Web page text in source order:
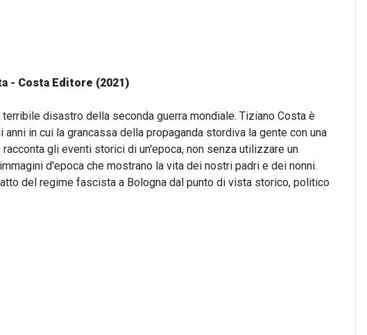
- Costa Editore (2021)
disastro della seconda guerra mondiale. Tiziano Costa è
in cui la grancassa della propaganda stordiva la gente con una
gli eventi storici di un'epoca, non senza utilizzare un
d'epoca che mostrano la vita dei nostri padri e dei nonni.
del regime fascista a Bologna dal punto di vista storico, politico